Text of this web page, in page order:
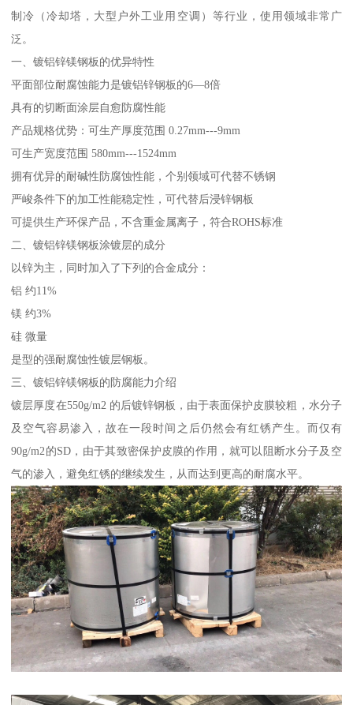
制冷（冷却塔，大型户外工业用空调）等行业，使用领域非常广
泛。
一、镀铝锌镁钢板的优异特性
平面部位耐腐蚀能力是镀铝锌钢板的6—8倍
具有的切断面涂层自愈防腐性能
产品规格优势：可生产厚度范围 0.27mm---9mm
可生产宽度范围 580mm---1524mm
拥有优异的耐碱性防腐蚀性能，个别领域可代替不锈钢
严峻条件下的加工性能稳定性，可代替后浸锌钢板
可提供生产环保产品，不含重金属离子，符合ROHS标准
二、镀铝锌镁钢板涂镀层的成分
以锌为主，同时加入了下列的合金成分：
铝 约11%
镁 约3%
硅 微量
是型的强耐腐蚀性镀层钢板。
三、镀铝锌镁钢板的防腐能力介绍
镀层厚度在550g/m2 的后镀锌钢板，由于表面保护皮膜较粗，水分子
及空气容易渗入，故在一段时间之后仍然会有红锈产生。而仅有
90g/m2的SD，由于其致密保护皮膜的作用，就可以阻断水分子及空
气的渗入，避免红锈的继续发生，从而达到更高的耐腐水平。